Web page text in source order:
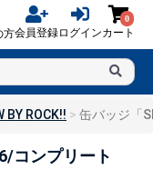
方会員登録ログイン
0
カート
BY ROCK!! 缶バッジ「
コンプリート